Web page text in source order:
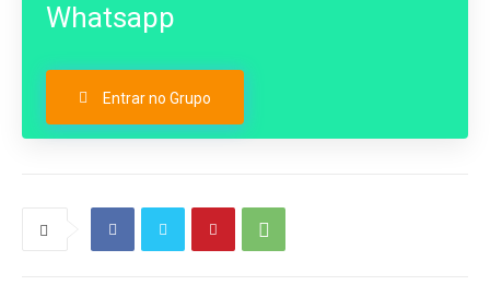
Whatsapp
Entrar no Grupo